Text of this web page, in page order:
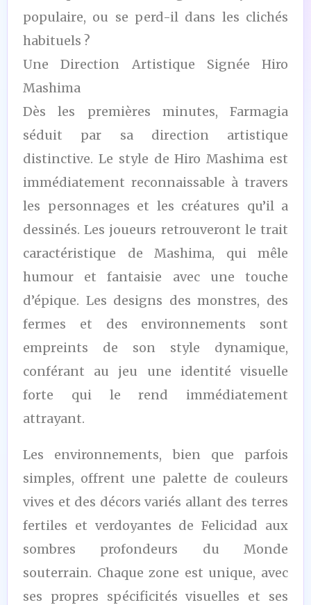
populaire, ou se perd-il dans les clichés
habituels ?
Une Direction Artistique Signée Hiro
Mashima
Dès les premières minutes, Farmagia
séduit par sa direction artistique
distinctive. Le style de Hiro Mashima est
immédiatement reconnaissable à travers
les personnages et les créatures qu’il a
dessinés. Les joueurs retrouveront le trait
caractéristique de Mashima, qui mêle
humour et fantaisie avec une touche
d’épique. Les designs des monstres, des
fermes et des environnements sont
empreints de son style dynamique,
conférant au jeu une identité visuelle
forte qui le rend immédiatement
attrayant.
Les environnements, bien que parfois
simples, offrent une palette de couleurs
vives et des décors variés allant des terres
fertiles et verdoyantes de Felicidad aux
sombres profondeurs du Monde
souterrain. Chaque zone est unique, avec
ses propres spécificités visuelles et ses